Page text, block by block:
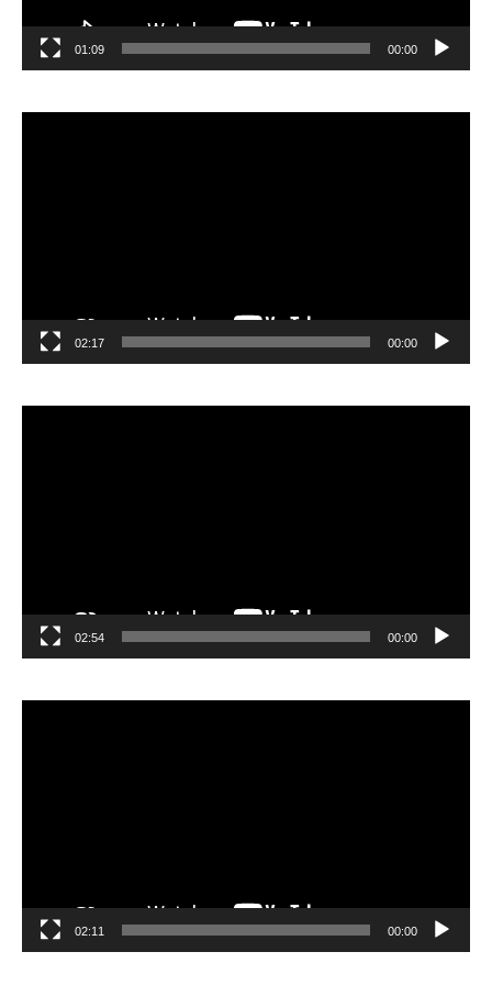
00:00
01:09
00:00
02:17
00:00
02:54
00:00
02:11